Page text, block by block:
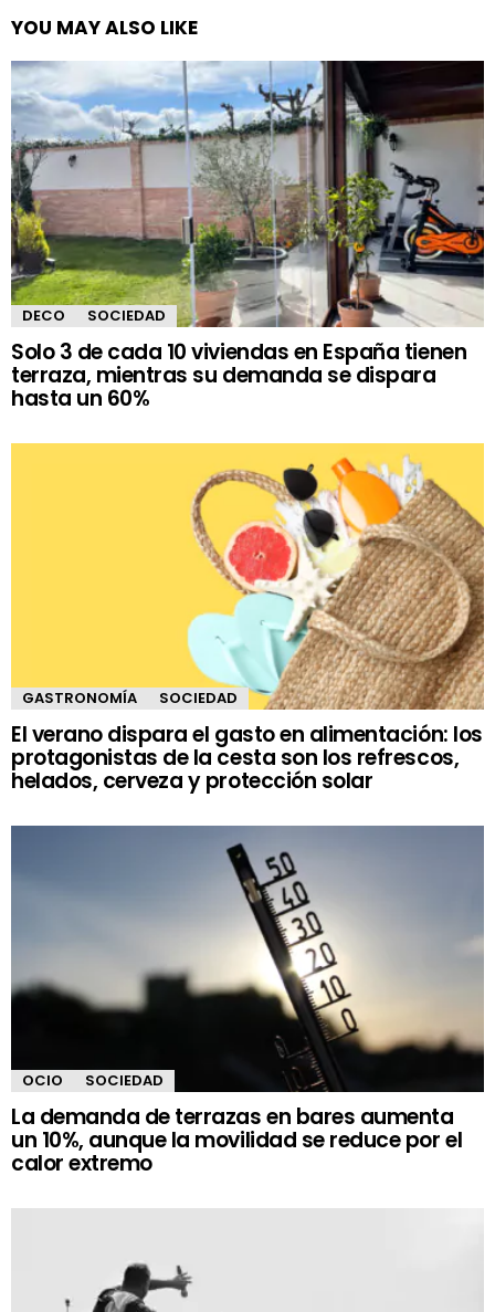
YOU MAY ALSO LIKE
DECO SOCIEDAD
Solo 3 de cada 10 viviendas en España tienen
terraza, mientras su demanda se dispara
hasta un 60%
GASTRONOMÍA SOCIEDAD
El verano dispara el gasto en alimentación: los
protagonistas de la cesta son los refrescos,
helados, cerveza y protección solar
OCIO SOCIEDAD
La demanda de terrazas en bares aumenta
un 10%, aunque la movilidad se reduce por el
calor extremo